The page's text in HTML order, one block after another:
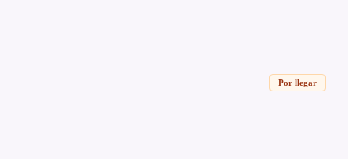
Por llegar